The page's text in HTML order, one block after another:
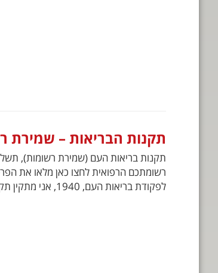
תקנות הבריאות – שמירת
לפקודת בריאות העם, 1940, אני מתקין תקנות אלה: